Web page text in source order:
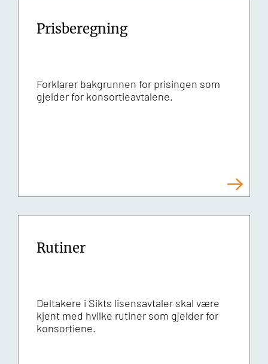
Prisberegning
Forklarer bakgrunnen for prisingen som
gjelder for konsortieavtalene.
Rutiner
Deltakere i Sikts lisensavtaler skal være
kjent med hvilke rutiner som gjelder for
konsortiene.